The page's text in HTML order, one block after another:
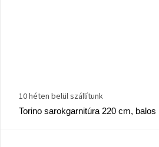
Torino sarokgarnitúra 220 cm, balos
10 héten belül szállítunk